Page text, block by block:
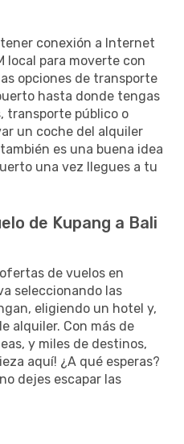
conexión a Internet
local para moverte con
opciones de transporte
hasta donde tengas
transporte público o
un coche del alquiler
es una buena idea
una vez llegues a tu
de Kupang a Bali
de vuelos en
seleccionando las
eligiendo un hotel y,
alquiler. Con más de
y miles de destinos,
aquí! ¿A qué esperas?
dejes escapar las